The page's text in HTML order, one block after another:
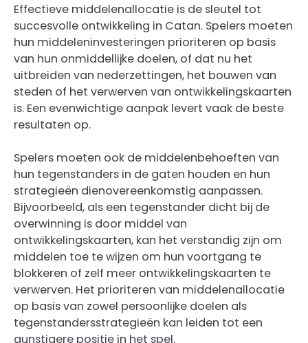
Effectieve middelenallocatie is de sleutel tot
succesvolle ontwikkeling in Catan. Spelers moeten
hun middeleninvesteringen prioriteren op basis
van hun onmiddellijke doelen, of dat nu het
uitbreiden van nederzettingen, het bouwen van
steden of het verwerven van ontwikkelingskaarten
is. Een evenwichtige aanpak levert vaak de beste
resultaten op.
Spelers moeten ook de middelenbehoeften van
hun tegenstanders in de gaten houden en hun
strategieën dienovereenkomstig aanpassen.
Bijvoorbeeld, als een tegenstander dicht bij de
overwinning is door middel van
ontwikkelingskaarten, kan het verstandig zijn om
middelen toe te wijzen om hun voortgang te
blokkeren of zelf meer ontwikkelingskaarten te
verwerven. Het prioriteren van middelenallocatie
op basis van zowel persoonlijke doelen als
tegenstandersstrategieën kan leiden tot een
gunstigere positie in het spel.